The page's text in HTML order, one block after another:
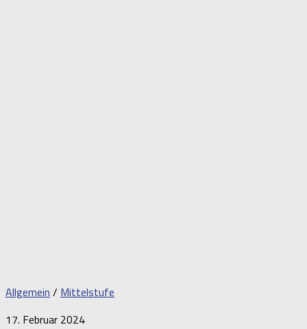
Allgemein / Mittelstufe
17. Februar 2024